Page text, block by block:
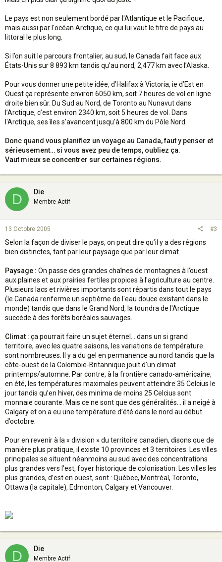
Le pays est non seulement bordé par l'Atlantique et le Pacifique,
mais aussi par l'océan Arctique, ce qui lui vaut le titre de pays au
littoral le plus long.
Si l’on suit le parcours frontalier, au sud, le Canada fait face aux
États-Unis sur 8 893 km tandis qu’au nord, 2,477 km avec l’Alaska.
Pour vous donner une petite idée, d’Halifax à Victoria, ie d’Est en
Ouest ça représente environ 6050 km, soit 7 heures de vol en ligne
droite bien sûr. Du Sud au Nord, de Toronto au Nunavut dans
l’Arctique, c’est environ 2340 km, soit 5 heures de vol. Dans
l'Arctique, ses îles s'avancent jusqu'à 800 km du Pôle Nord.
Donc quand vous planifiez un voyage au Canada, faut y penser et
sérieusement… si vous avez peu de temps, oubliez ça.
Vaut mieux se concentrer sur certaines régions.
D Die
Membre Actif
13 Octobre 2005 #3
Selon la façon de diviser le pays, on peut dire qu’il y a des régions
bien distinctes, tant par leur paysage que par leur climat.
Paysage : On passe des grandes chaînes de montagnes à l’ouest
aux plaines et aux prairies fertiles propices à l'agriculture au centre.
Plusieurs lacs et rivières importants sont répartis dans tout le pays
(le Canada renferme un septième de l'eau douce existant dans le
monde) tandis que dans le Grand Nord, la toundra de l'Arctique
succède à des forêts boréales sauvages.
Climat : ça pourrait faire un sujet éternel… dans un si grand
territoire, avec les quatre saisons, les variations de température
sont nombreuses. Il y a du gel en permanence au nord tandis que la
côte-ouest de la Colombie-Britannique jouit d’un climat
printemps/automne. Par contre, à la frontière canado-américaine,
en été, les températures maximales peuvent atteindre 35 Celcius le
jour tandis qu’en hiver, des minima de moins 25 Celcius sont
monnaie courante. Mais ce ne sont que des généralités… il a neigé à
Calgary et on a eu une température d’été dans le nord au début
d’octobre.
Pour en revenir à la « division » du territoire canadien, disons que de
manière plus pratique, il existe 10 provinces et 3 territoires. Les villes
principales se situent néanmoins au sud avec des concentrations
plus grandes vers l’est, foyer historique de colonisation. Les villes les
plus grandes, d’est en ouest, sont : Québec, Montréal, Toronto,
Ottawa (la capitale), Edmonton, Calgary et Vancouver.
D Die
Membre Actif